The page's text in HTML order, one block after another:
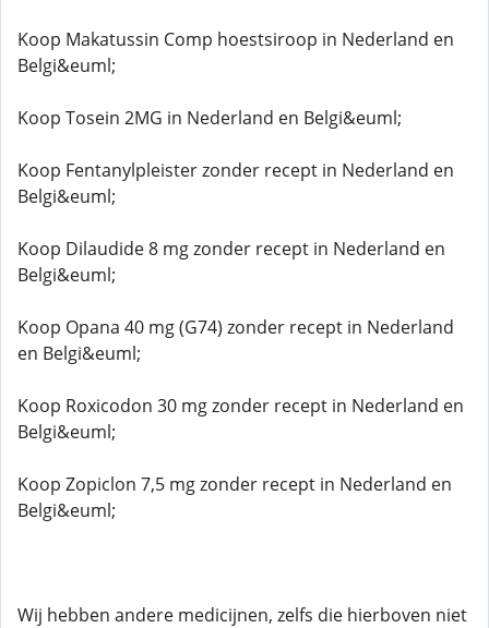
Koop Makatussin Comp hoestsiroop in Nederland en
Belgi&euml;
Koop Tosein 2MG in Nederland en Belgi&euml;
Koop Fentanylpleister zonder recept in Nederland en
Belgi&euml;
Koop Dilaudide 8 mg zonder recept in Nederland en
Belgi&euml;
Koop Opana 40 mg (G74) zonder recept in Nederland
en Belgi&euml;
Koop Roxicodon 30 mg zonder recept in Nederland en
Belgi&euml;
Koop Zopiclon 7,5 mg zonder recept in Nederland en
Belgi&euml;
Wij hebben andere medicijnen, zelfs die hierboven niet